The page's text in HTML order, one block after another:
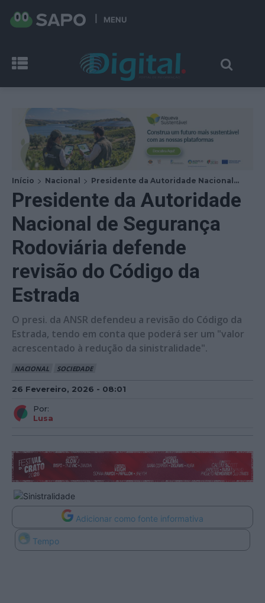
MENU
Início Nacional Presidente da Autoridade Nacional...
Presidente da Autoridade
Nacional de Segurança
Rodoviária defende
revisão do Código da
Estrada
O presi. da ANSR defendeu a revisão do Código da
Estrada, tendo em conta que poderá ser um "valor
acrescentado à redução da sinistralidade".
NACIONAL SOCIEDADE
26 Fevereiro, 2026 - 08:01
Por:
Lusa
Adicionar como fonte informativa
Tempo